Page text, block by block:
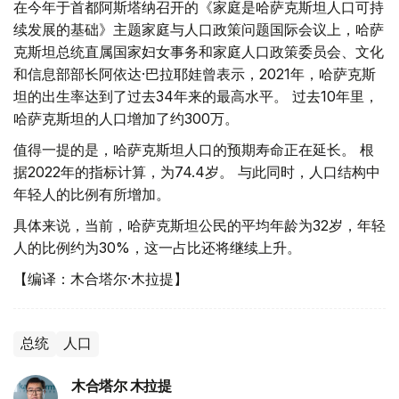
在今年于首都阿斯塔纳召开的《家庭是哈萨克斯坦人口可持
续发展的基础》主题家庭与人口政策问题国际会议上，哈萨
克斯坦总统直属国家妇女事务和家庭人口政策委员会、文化
和信息部部长阿依达·巴拉耶娃曾表示，2021年，哈萨克斯
坦的出生率达到了过去34年来的最高水平。 过去10年里，
哈萨克斯坦的人口增加了约300万。
值得一提的是，哈萨克斯坦人口的预期寿命正在延长。 根
据2022年的指标计算，为74.4岁。 与此同时，人口结构中
年轻人的比例有所增加。
具体来说，当前，哈萨克斯坦公民的平均年龄为32岁，年轻
人的比例约为30%，这一占比还将继续上升。
【编译：木合塔尔·木拉提】
总统 人口
木合塔尔 木拉提